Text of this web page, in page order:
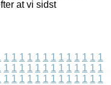
at vi sidst
1 1 1 1 1 1 1 1 1 1 1 1 1
1 1 1 1 1 1 1 1 1 1 1 1 1
1 1 1 1 1 1 1 1 1 1 1 1 1